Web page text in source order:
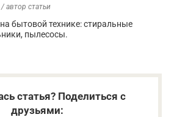
/ автор статьи
бытовой технике: стиральные
пылесосы.
статья? Поделиться с
друзьями: